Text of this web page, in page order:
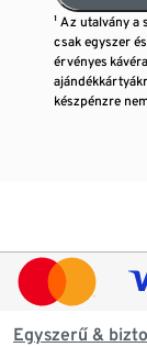
¹ Az utalvány a
csak egyszer
érvényes
készpénzre
Egyszerű &